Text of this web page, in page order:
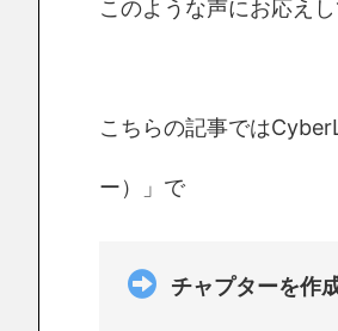
このような声にお応え
こちらの記事では
ー）」で
チャプターを作